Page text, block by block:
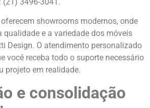
showrooms modernos, onde
qualidade e a variedade dos móveis
Design. O atendimento personalizado
você receba todo o suporte necessário
projeto em realidade.
e consolidação